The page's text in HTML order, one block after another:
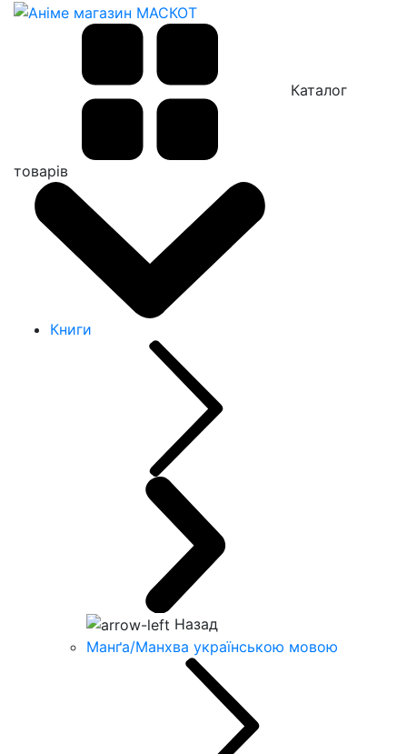
Каталог
товарів
Книги
Назад
Манґа/Манхва українською мовою